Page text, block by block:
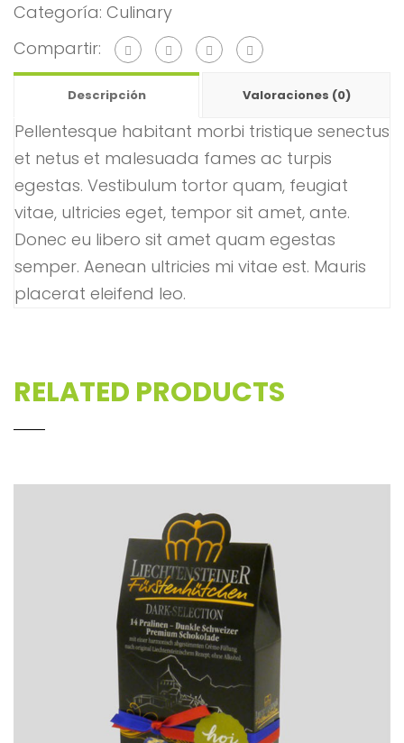
Categoría: Culinary
Compartir:
Descripción Valoraciones (0)
Pellentesque habitant morbi tristique senectus
et netus et malesuada fames ac turpis
egestas. Vestibulum tortor quam, feugiat
vitae, ultricies eget, tempor sit amet, ante.
Donec eu libero sit amet quam egestas
semper. Aenean ultricies mi vitae est. Mauris
placerat eleifend leo.
RELATED PRODUCTS